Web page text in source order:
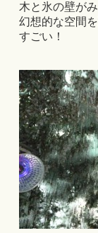
木と氷の壁が
幻想的な空間
すごい！